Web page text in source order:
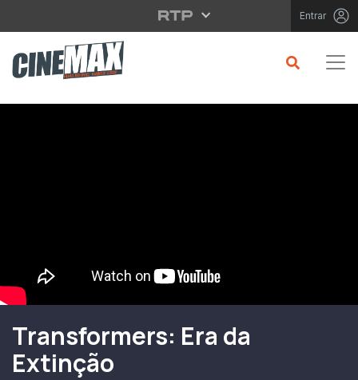
Saltar para o conteúdo principal Entrar
Filme em Cartaz
Transformers: Era da
Extinção